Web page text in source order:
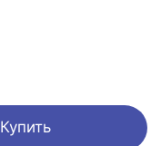
Купить